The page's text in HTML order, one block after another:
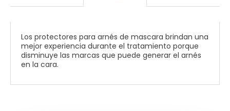
Los protectores para arnés de mascara brindan una
mejor experiencia durante el tratamiento porque
disminuye las marcas que puede generar el arnés
en la cara.